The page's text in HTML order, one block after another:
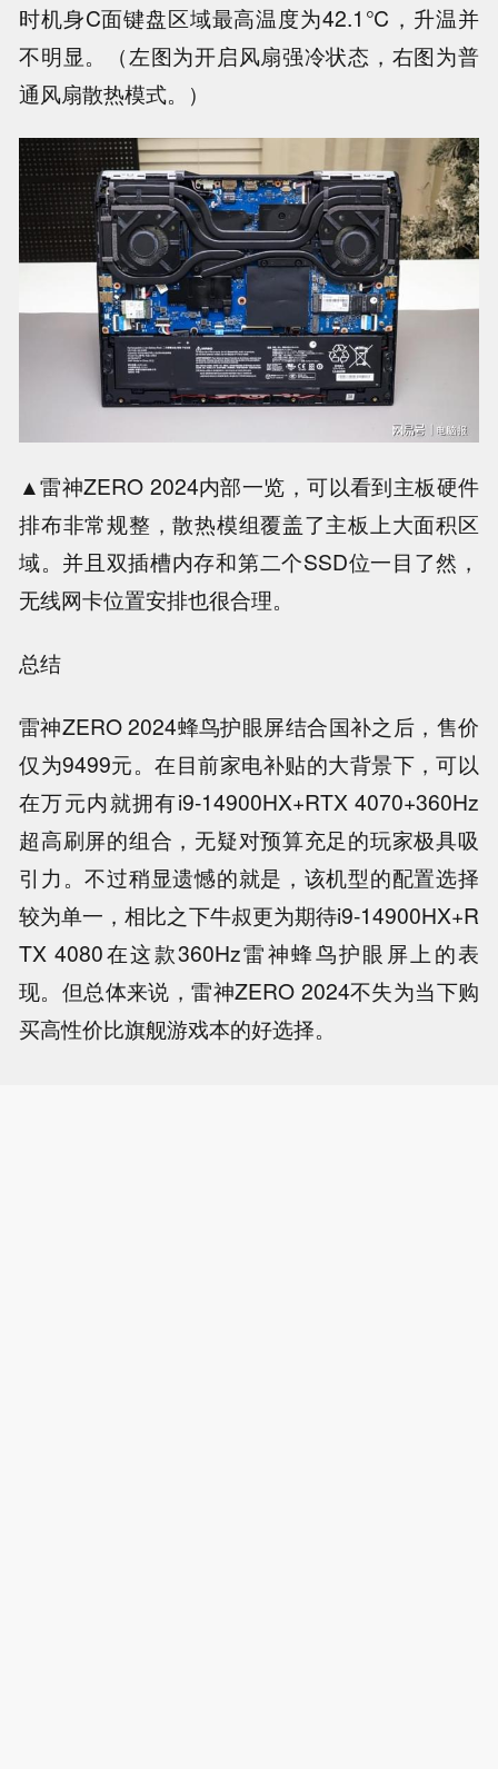
时机身C面键盘区域最高温度为42.1℃，升温并
不明显。（左图为开启风扇强冷状态，右图为普
通风扇散热模式。）
▲雷神ZERO 2024内部一览，可以看到主板硬件
排布非常规整，散热模组覆盖了主板上大面积区
域。并且双插槽内存和第二个SSD位一目了然，
无线网卡位置安排也很合理。
总结
雷神ZERO 2024蜂鸟护眼屏结合国补之后，售价
仅为9499元。在目前家电补贴的大背景下，可以
在万元内就拥有i9-14900HX+RTX 4070+360Hz
超高刷屏的组合，无疑对预算充足的玩家极具吸
引力。不过稍显遗憾的就是，该机型的配置选择
较为单一，相比之下牛叔更为期待i9-14900HX+R
TX 4080在这款360Hz雷神蜂鸟护眼屏上的表
现。但总体来说，雷神ZERO 2024不失为当下购
买高性价比旗舰游戏本的好选择。